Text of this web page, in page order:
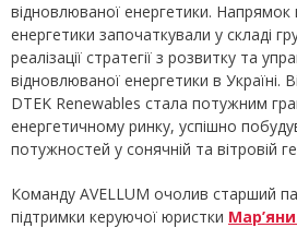
відновлюваної енергетики. Напрямок
енергетики започаткували у складі
реалізації стратегії з розвитку та
відновлюваної енергетики в Україні.
DTEK Renewables стала потужним
енергетичному ринку, успішно
потужностей у сонячній та вітровій
Команду AVELLUM очолив старший
підтримки керуючої юристки